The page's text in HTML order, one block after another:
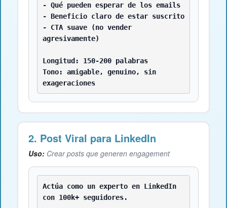
- Qué pueden esperar de los emails
- Beneficio claro de estar suscrito
- CTA suave (no vender
agresivamente)
Longitud: 150-200 palabras
Tono: amigable, genuino, sin
exageraciones
2. Post Viral para LinkedIn
Uso: Crear posts que generen engagement
Actúa como un experto en LinkedIn
con 100k+ seguidores.